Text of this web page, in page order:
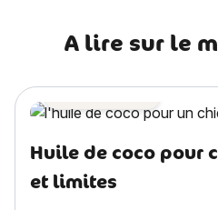
A lire sur le
Huile de coco pour
et limites